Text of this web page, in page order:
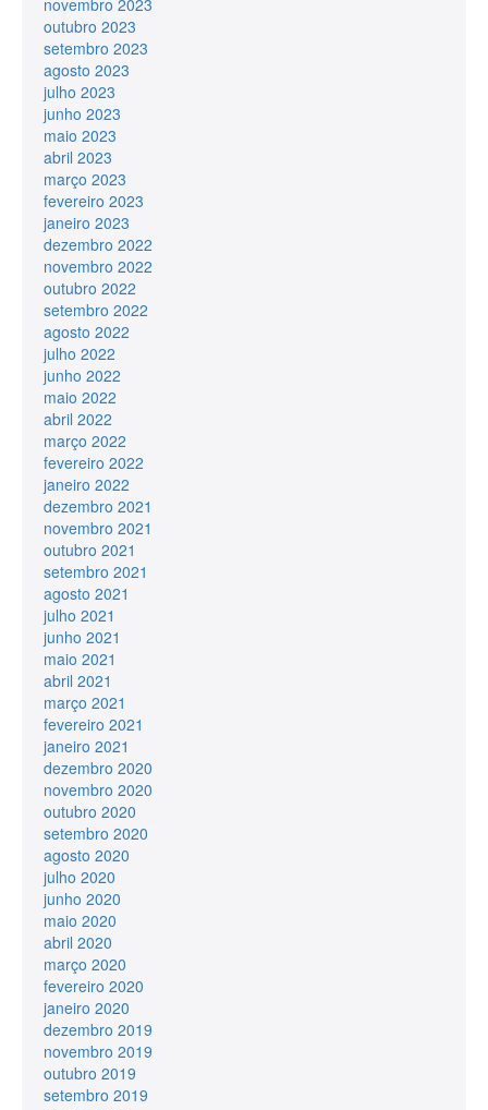
outubro 2023
setembro 2023
agosto 2023
julho 2023
junho 2023
maio 2023
abril 2023
março 2023
fevereiro 2023
janeiro 2023
dezembro 2022
novembro 2022
outubro 2022
setembro 2022
agosto 2022
julho 2022
junho 2022
maio 2022
abril 2022
março 2022
fevereiro 2022
janeiro 2022
dezembro 2021
novembro 2021
outubro 2021
setembro 2021
agosto 2021
julho 2021
junho 2021
maio 2021
abril 2021
março 2021
fevereiro 2021
janeiro 2021
dezembro 2020
novembro 2020
outubro 2020
setembro 2020
agosto 2020
julho 2020
junho 2020
maio 2020
abril 2020
março 2020
fevereiro 2020
janeiro 2020
dezembro 2019
novembro 2019
outubro 2019
setembro 2019